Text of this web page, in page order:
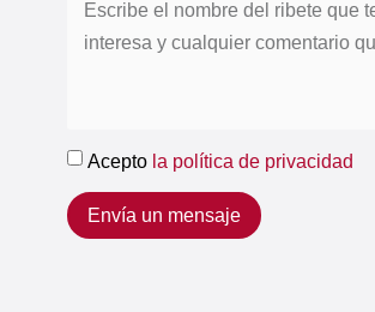
Acepto la política de privacidad
Envía un mensaje